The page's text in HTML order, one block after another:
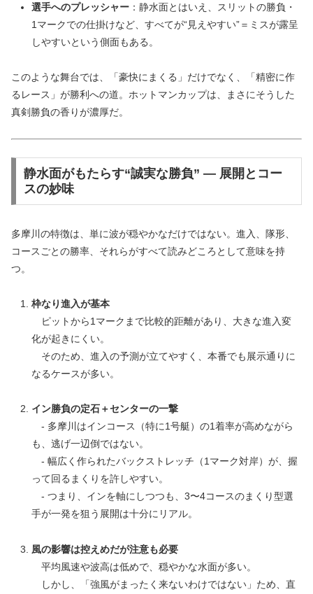
選手へのプレッシャー：静水面とはいえ、スリットの勝負・
1マークでの仕掛けなど、すべてが“見えやすい”＝ミスが露呈
しやすいという側面もある。
このような舞台では、「豪快にまくる」だけでなく、「精密に作
るレース」が勝利への道。ホットマンカップは、まさにそうした
真剣勝負の香りが濃厚だ。
静水面がもたらす“誠実な勝負” — 展開とコー
スの妙味
多摩川の特徴は、単に波が穏やかなだけではない。進入、隊形、
コースごとの勝率、それらがすべて読みどころとして意味を持
つ。
枠なり進入が基本
ピットから1マークまで比較的距離があり、大きな進入変
化が起きにくい。
そのため、進入の予測が立てやすく、本番でも展示通りに
なるケースが多い。
イン勝負の定石＋センターの一撃
- 多摩川はインコース（特に1号艇）の1着率が高めながら
も、逃げ一辺倒ではない。
- 幅広く作られたバックストレッチ（1マーク対岸）が、握
って回るまくりを許しやすい。
- つまり、インを軸にしつつも、3〜4コースのまくり型選
手が一発を狙う展開は十分にリアル。
風の影響は控えめだが注意も必要
平均風速や波高は低めで、穏やかな水面が多い。
しかし、「強風がまったく来ないわけではない」ため、直